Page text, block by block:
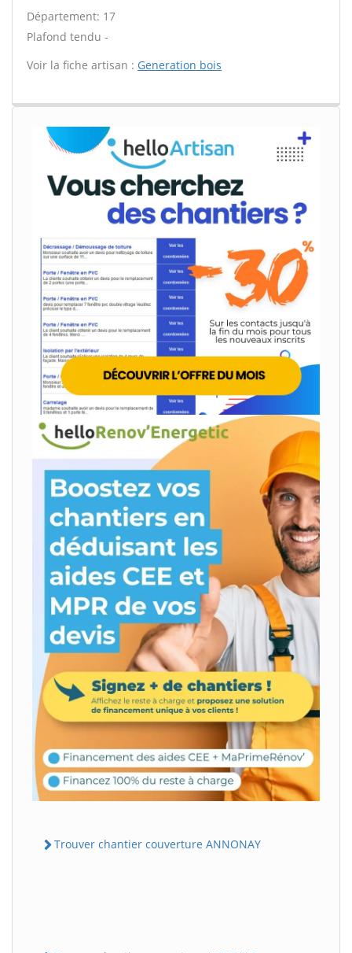
Département: 17
Plafond tendu -
Voir la fiche artisan : Generation bois
Trouver chantier couverture ANNONAY